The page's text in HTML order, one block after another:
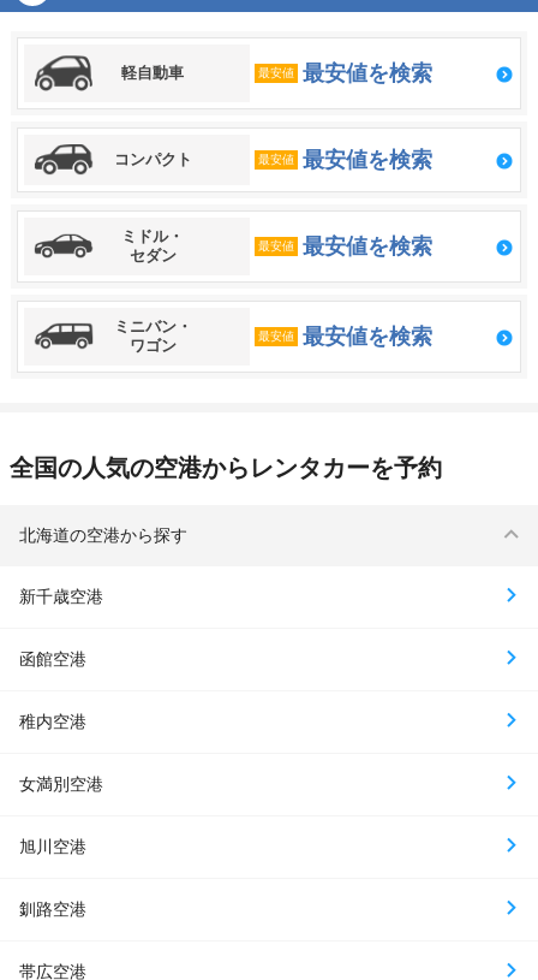
軽自動車 最安値 最安値を検索
コンパクト 最安値 最安値を検索
ミドル・
セダン
最安値 最安値を検索
ミニバン・
ワゴン
最安値 最安値を検索
全国の人気の空港からレンタカーを予約
北海道の空港から探す
新千歳空港
函館空港
稚内空港
女満別空港
旭川空港
釧路空港
帯広空港